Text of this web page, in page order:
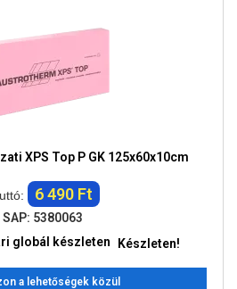
XPS Top P GK 125x60x10cm
6 490 Ft
SAP: 5380063
Készleten!
a lehetőségek közül